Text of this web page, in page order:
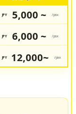
JPY 5,000 ~ /pax
JPY 6,000 ~ /pax
JPY 12,000~ /pax